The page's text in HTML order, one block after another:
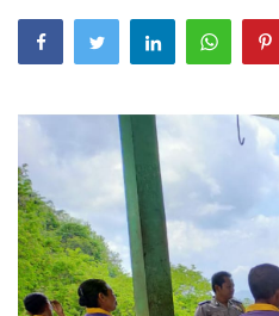
Reskrim
Polisi Kita